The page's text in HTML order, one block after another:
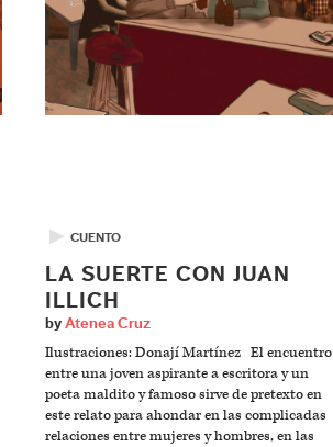
▶ CUENTO
LA SUERTE CON JUAN
ILLICH
by Atenea Cruz
Ilustraciones: Donají Martínez El encuentro
entre una joven aspirante a escritora y un
poeta maldito y famoso sirve de pretexto en
este relato para ahondar en las complicadas
relaciones entre mujeres y hombres, en las